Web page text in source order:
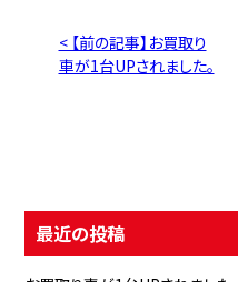
< 【前の記事】お買取り
車が1台UPされました。
最近の投稿